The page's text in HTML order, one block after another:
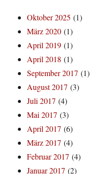
Oktober 2025 (1)
März 2020 (1)
April 2019 (1)
April 2018 (1)
September 2017 (1)
August 2017 (3)
Juli 2017 (4)
Mai 2017 (3)
April 2017 (6)
März 2017 (4)
Februar 2017 (4)
Januar 2017 (2)